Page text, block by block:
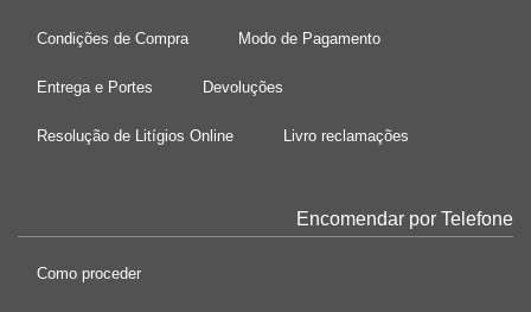
Condições de Compra Modo de Pagamento
Entrega e Portes Devoluções
Resolução de Litígios Online Livro reclamações
Encomendar por Telefone
Como proceder